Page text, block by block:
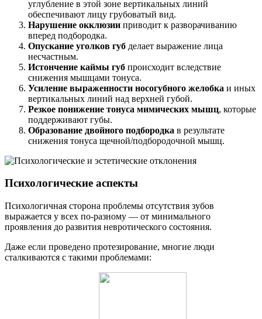
углубление в этой зоне вертикальных линий
обеспечивают лицу грубоватый вид.
Нарушение окклюзии приводит к разворачиванию
вперед подбородка.
Опускание уголков губ делает выражение лица
несчастным.
Истончение каймы губ происходит вследствие
снижения мышцами тонуса.
Усиление выраженности носогубного желобка и иных
вертикальных линий над верхней губой.
Резкое понижение тонуса мимических мышц, которые
поддерживают губы.
Образование двойного подбородка в результате
снижения тонуса щечной/подбородочной мышц.
Психологические аспекты
Психологичная сторона проблемы отсутствия зубов
выражается у всех по-разному ― от минимального
проявления до развития невротического состояния.
Даже если проведено протезирование, многие люди
сталкиваются с такими проблемами: